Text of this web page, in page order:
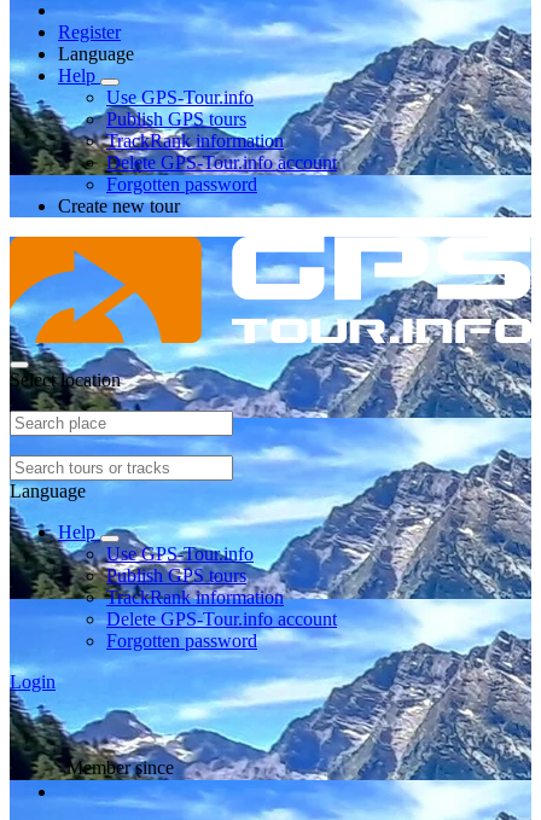
Register
Language
Help
Use GPS-Tour.info
Publish GPS tours
TrackRank information
Delete GPS-Tour.info account
Forgotten password
Create new tour
Select location
Language
Help
Use GPS-Tour.info
Publish GPS tours
TrackRank information
Delete GPS-Tour.info account
Forgotten password
Login
Member since